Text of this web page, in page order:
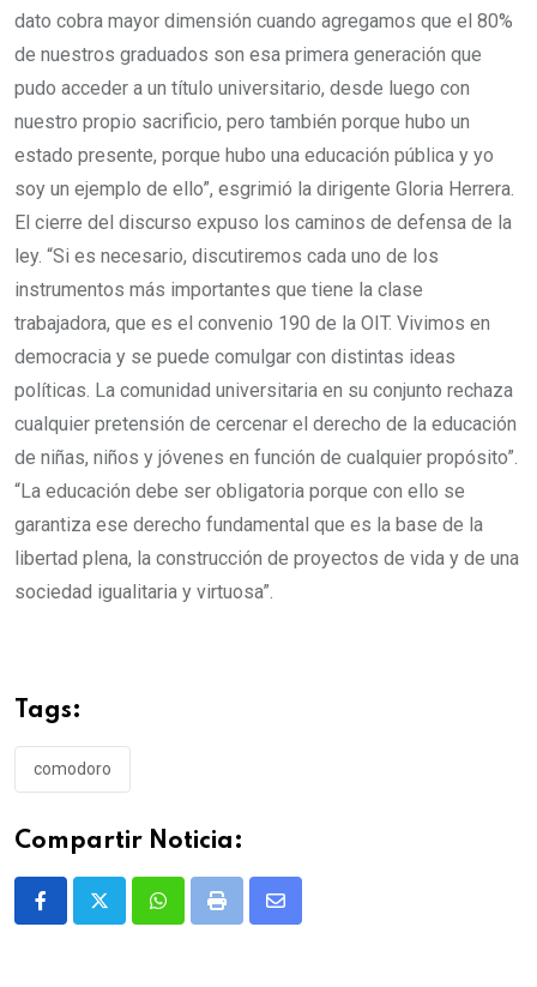
dato cobra mayor dimensión cuando agregamos que el 80%
de nuestros graduados son esa primera generación que
pudo acceder a un título universitario, desde luego con
nuestro propio sacrificio, pero también porque hubo un
estado presente, porque hubo una educación pública y yo
soy un ejemplo de ello”, esgrimió la dirigente Gloria Herrera.
El cierre del discurso expuso los caminos de defensa de la
ley. “Si es necesario, discutiremos cada uno de los
instrumentos más importantes que tiene la clase
trabajadora, que es el convenio 190 de la OIT. Vivimos en
democracia y se puede comulgar con distintas ideas
políticas. La comunidad universitaria en su conjunto rechaza
cualquier pretensión de cercenar el derecho de la educación
de niñas, niños y jóvenes en función de cualquier propósito”.
“La educación debe ser obligatoria porque con ello se
garantiza ese derecho fundamental que es la base de la
libertad plena, la construcción de proyectos de vida y de una
sociedad igualitaria y virtuosa”.
Tags:
comodoro
Compartir Noticia:
WhatsappPrint
Share